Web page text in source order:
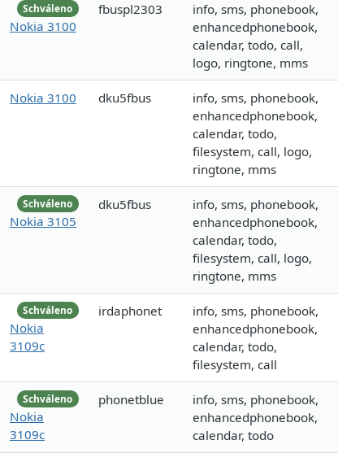
Schváleno
Nokia 3100
fbuspl2303
info, sms, phonebook,
enhancedphonebook,
calendar, todo, call,
logo, ringtone, mms
Nokia 3100 dku5fbus
info, sms, phonebook,
enhancedphonebook,
calendar, todo,
filesystem, call, logo,
ringtone, mms
Schváleno
Nokia 3105
dku5fbus
info, sms, phonebook,
enhancedphonebook,
calendar, todo,
filesystem, call, logo,
ringtone, mms
Schváleno
Nokia
3109c
irdaphonet
info, sms, phonebook,
enhancedphonebook,
calendar, todo,
filesystem, call
Schváleno
Nokia
3109c
phonetblue
info, sms, phonebook,
enhancedphonebook,
calendar, todo